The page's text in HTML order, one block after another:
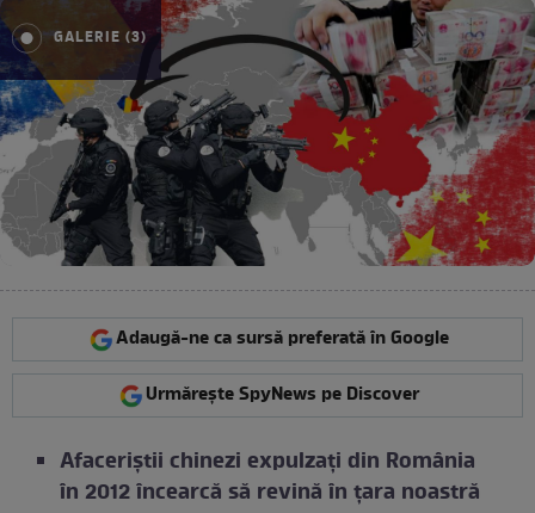
GALERIE (3)
Adaugă-ne ca sursă preferată în Google
Urmărește SpyNews pe Discover
Afaceriștii chinezi expulzați din România
în 2012 încearcă să revină în țara noastră